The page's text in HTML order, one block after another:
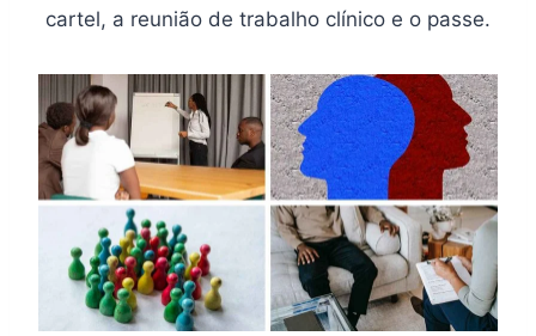
cartel, a reunião de trabalho clínico e o passe.